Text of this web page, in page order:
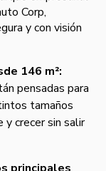
Corp,
y con visión
146 m²:
pensadas para
tamaños
y crecer sin salir